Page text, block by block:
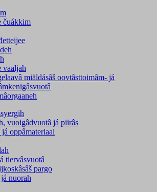
čuákkim
vaaljah
miäldásâš oovtâsttoimâm- já
vuoigâdvuotâ já piirâs
oppâmateriaal
tiervâsvuotâ
pargo
nuorah